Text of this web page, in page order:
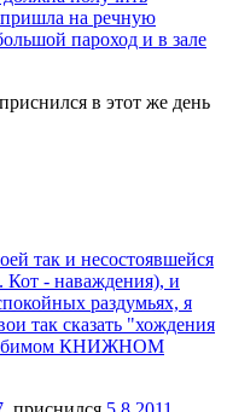
пришла на речную
пароход и в зале
в этот же день
так и несостоявшейся
- наваждения), и
раздумьях, я
так сказать "хождения
КНИЖНОМ